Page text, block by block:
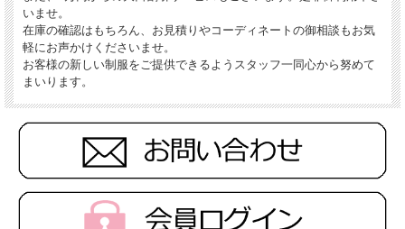
いませ。
在庫の確認はもちろん、お見積りやコーディネートの御相談もお気
軽にお声かけくださいませ。
お客様の新しい制服をご提供できるようスタッフ一同心から努めて
まいります。